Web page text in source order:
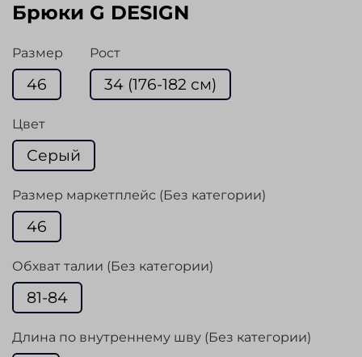
Брюки G DESIGN
Размер
46
Рост
34 (176-182 см)
Цвет
Серый
Размер маркетплейс (Без категории)
46
Обхват талии (Без категории)
81-84
Длина по внутреннему шву (Без категории)